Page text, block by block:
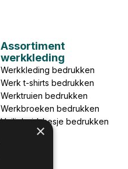
Assortiment
werkkleding
Werkkleding bedrukken
Werk t-shirts bedrukken
Werktruien bedrukken
Werkbroeken bedrukken
Veiligheidshesje bedrukken
×